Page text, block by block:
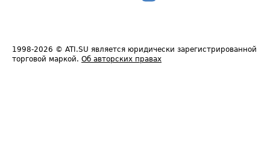
1998-2026 © ATI.SU является юридически зарегистрированной
торговой маркой. Об авторских правах